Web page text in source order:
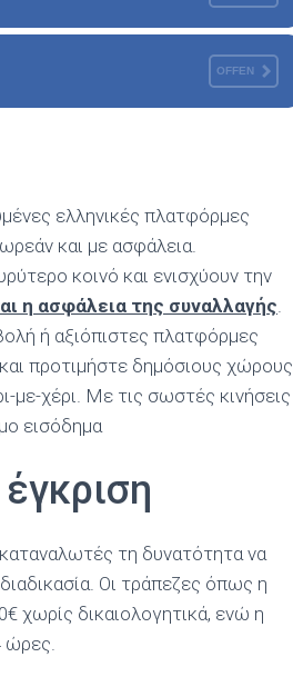
OFFEN
ελληνικές πλατφόρμες
και με ασφάλεια.
κοινό και ενισχύουν την
η ασφάλεια της συναλλαγής.
ή αξιόπιστες πλατφόρμες
προτιμήστε δημόσιους χώρους
με-χέρι. Με τις σωστές κινήσεις
εισόδημα
τη δυνατότητα να
Οι τράπεζες όπως η
χωρίς δικαιολογητικά, ενώ η
ώρες.